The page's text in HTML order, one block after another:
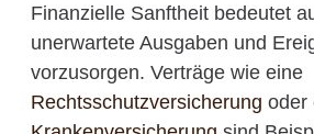
Finanzielle Sanftheit bedeutet
unerwartete Ausgaben und
vorzusorgen. Verträge wie eine
Rechtsschutzversicherung oder